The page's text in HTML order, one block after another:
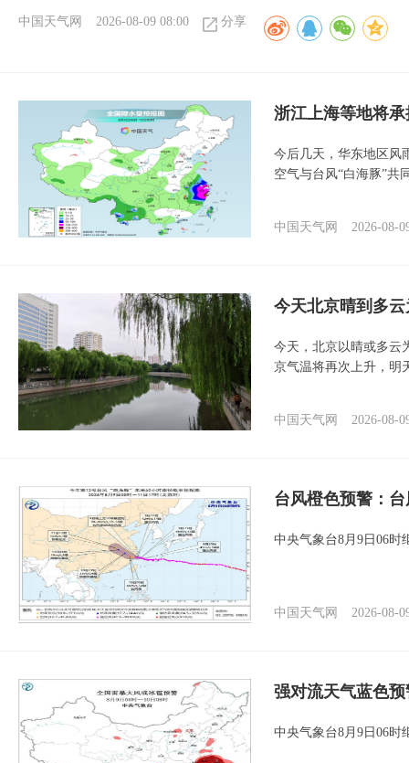
中国天气网 2026-08-09 08:00 分享
浙江上海等地将
今后几天，华东地区风
空气与台风“白海豚”共
中国天气网 2026-08-
今天北京晴到多
今天，北京以晴或多云
京气温将再次上升，明
中国天气网 2026-08-
台风橙色预警：
中央气象台8月9日06时
中国天气网 2026-08-
强对流天气蓝色
中央气象台8月9日06时